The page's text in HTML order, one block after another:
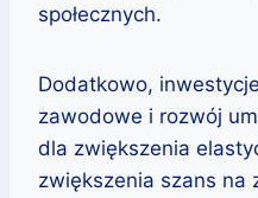
społecznych.
Dodatkowo,
zawodowe i rozwój
dla zwiększenia
zwiększenia szans na